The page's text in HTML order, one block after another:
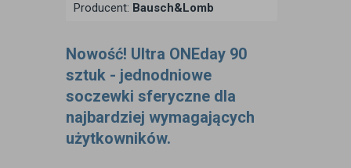
Producent: Bausch&Lomb
Nowość! Ultra ONEday 90
sztuk - jednodniowe
soczewki sferyczne dla
najbardziej wymagających
użytkowników.